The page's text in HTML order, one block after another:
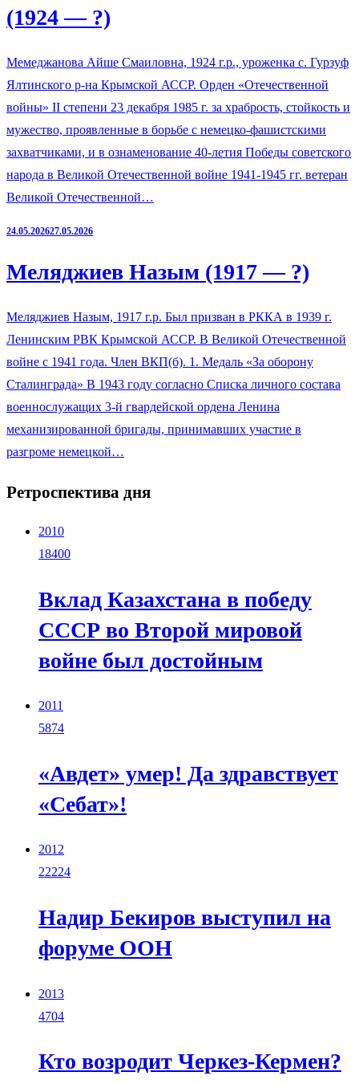
(1924 — ?)
Мемеджанова Айше Смаиловна, 1924 г.р., уроженка с. Гурзуф
Ялтинского р-на Крымской АССР. Орден «Отечественной
войны» II степени 23 декабря 1985 г. за храбрость, стойкость и
мужество, проявленные в борьбе с немецко-фашистскими
захватчиками, и в ознаменование 40-летия Победы советского
народа в Великой Отечественной войне 1941-1945 гг. ветеран
Великой Отечественной…
24.05.202627.05.2026
Меляджиев Назым (1917 — ?)
Меляджиев Назым, 1917 г.р. Был призван в РККА в 1939 г.
Ленинским РВК Крымской АССР. В Великой Отечественной
войне с 1941 года. Член ВКП(б). 1. Медаль «За оборону
Сталинграда» В 1943 году согласно Списка личного состава
военнослужащих 3-й гвардейской ордена Ленина
механизированной бригады, принимавших участие в
разгроме немецкой…
Ретроспектива дня
2010
18400
Вклад Казахстана в победу
СССР во Второй мировой
войне был достойным
2011
5874
«Авдет» умер! Да здравствует
«Себат»!
2012
22224
Надир Бекиров выступил на
форуме ООН
2013
4704
Кто возродит Черкез-Кермен?